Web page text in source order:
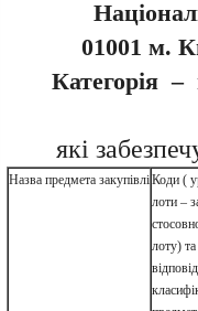
01001 м.
Категорія –
які
Назва предмета закупівліКоди (
лоти –
лоту)